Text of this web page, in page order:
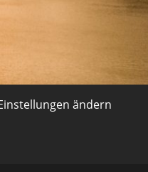
ändern